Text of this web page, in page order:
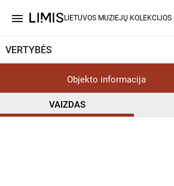
menu LIETUVOS MUZIEJŲ KOLEKCIJOS
VERTYBĖS
Objekto informacija
VAIZDAS
CC BY help_outline